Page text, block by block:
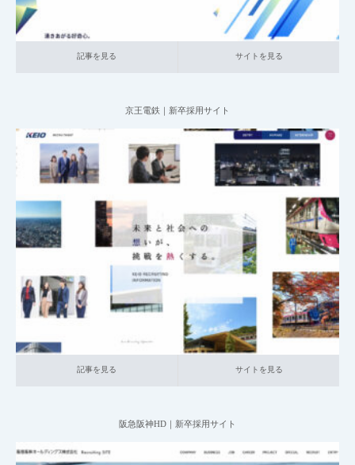
記事を見る サイトを見る
京王電鉄｜新卒採用サイト
001_新卒採用サイト 021_運輸 大企業の採用サイト
サイトを見る
記事を見る サイトを見る
阪急阪神HD｜新卒採用サイト